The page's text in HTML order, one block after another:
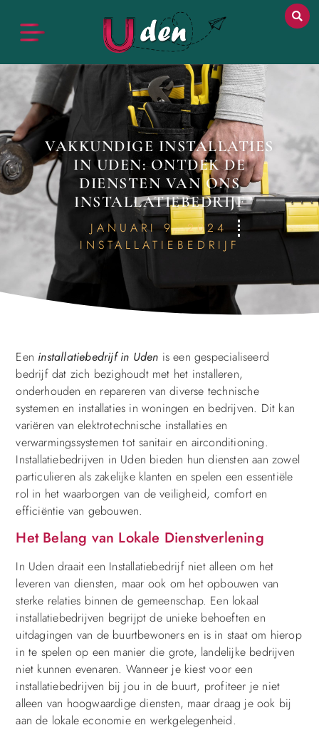
VAKKUNDIGE INSTALLATIES
IN UDEN: ONTDEK DE
DIENSTEN VAN ONS
INSTALLATIEBEDRIJF
JANUARI 9, 2024
INSTALLATIEBEDRIJF
Een installatiebedrijf in Uden is een gespecialiseerd
bedrijf dat zich bezighoudt met het installeren,
onderhouden en repareren van diverse technische
systemen en installaties in woningen en bedrijven. Dit kan
variëren van elektrotechnische installaties en
verwarmingssystemen tot sanitair en airconditioning.
Installatiebedrijven in Uden bieden hun diensten aan zowel
particulieren als zakelijke klanten en spelen een essentiële
rol in het waarborgen van de veiligheid, comfort en
efficiëntie van gebouwen.
Het Belang van Lokale Dienstverlening
In Uden draait een Installatiebedrijf niet alleen om het
leveren van diensten, maar ook om het opbouwen van
sterke relaties binnen de gemeenschap. Een lokaal
installatiebedrijven begrijpt de unieke behoeften en
uitdagingen van de buurtbewoners en is in staat om hierop
in te spelen op een manier die grote, landelijke bedrijven
niet kunnen evenaren. Wanneer je kiest voor een
installatiebedrijven bij jou in de buurt, profiteer je niet
alleen van hoogwaardige diensten, maar draag je ook bij
aan de lokale economie en werkgelegenheid.